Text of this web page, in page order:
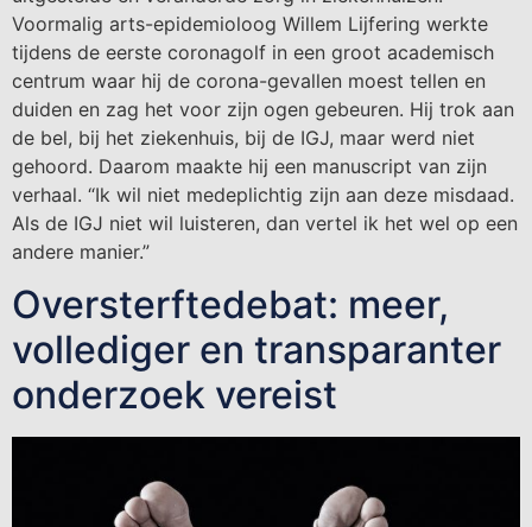
Voormalig arts-epidemioloog Willem Lijfering werkte
tijdens de eerste coronagolf in een groot academisch
centrum waar hij de corona-gevallen moest tellen en
duiden en zag het voor zijn ogen gebeuren. Hij trok aan
de bel, bij het ziekenhuis, bij de IGJ, maar werd niet
gehoord. Daarom maakte hij een manuscript van zijn
verhaal. “Ik wil niet medeplichtig zijn aan deze misdaad.
Als de IGJ niet wil luisteren, dan vertel ik het wel op een
andere manier.”
Oversterftedebat: meer,
vollediger en transparanter
onderzoek vereist